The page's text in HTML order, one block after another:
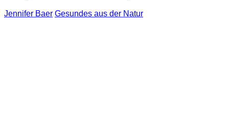
Jennifer Baer Gesundes aus der Natur